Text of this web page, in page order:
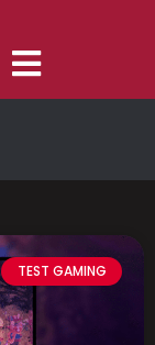
TEST GAMING